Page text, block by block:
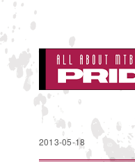
2013-05-18